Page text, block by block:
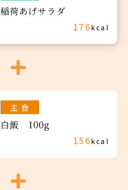
稲荷あげサラダ
176kcal
主 食
白飯 100g
156kcal